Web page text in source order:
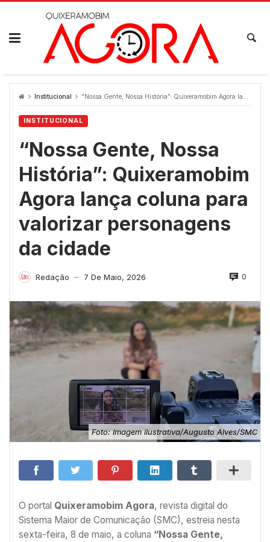
Skip
Institucional “Nossa Gente, Nossa História”: Quixeramobim Agora lança coluna para valorizar personagens da cidade
INSTITUCIONAL
“Nossa Gente, Nossa
História”: Quixeramobim
Agora lança coluna para
valorizar personagens
da cidade
Redação — 7 De Maio, 2026 0
Foto: Imagem ilustrativa/Augusto Alves/SMC
O portal Quixeramobim Agora, revista digital do
Sistema Maior de Comunicação (SMC), estreia nesta
sexta-feira, 8 de maio, a coluna “Nossa Gente,